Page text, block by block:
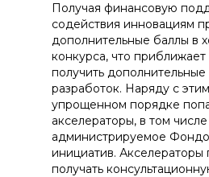
Получая финансовую
содействия инновациям
дополнительные баллы в
конкурса, что
получить
разработок. Наряду с
упрощенном порядке
акселераторы, в том
администрируемое
инициатив. Акселераторы
получать